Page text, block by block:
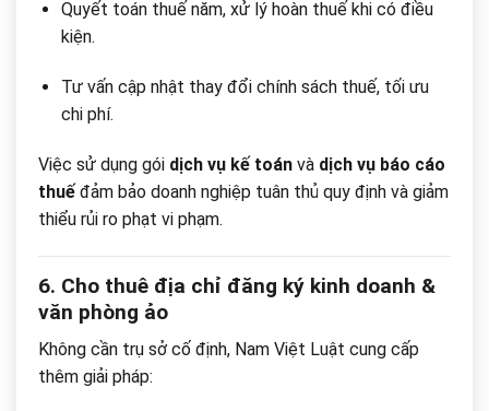
Quyết toán thuế năm, xử lý hoàn thuế khi có điều
kiện.
Tư vấn cập nhật thay đổi chính sách thuế, tối ưu
chi phí.
Việc sử dụng gói dịch vụ kế toán và dịch vụ báo cáo
thuế đảm bảo doanh nghiệp tuân thủ quy định và giảm
thiểu rủi ro phạt vi phạm.
6. Cho thuê địa chỉ đăng ký kinh doanh &
văn phòng ảo
Không cần trụ sở cố định, Nam Việt Luật cung cấp
thêm giải pháp: